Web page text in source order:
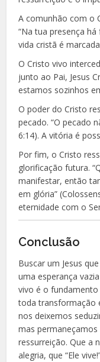
A comunhão com o
“Na tua presença há
vida cristã é
O Cristo vivo
junto ao Pai, Jesus
estamos sozinhos
O poder do Cristo
pecado. “O pecado
6:14). A vitória é
Por fim, o Cristo
glorificação futura.
manifestar, então
em glória”
eternidade com o
Conclusão
Buscar um Jesus
uma esperança
vivo é o
toda transformação
nos deixemos
mas
ressurreição. Que a
alegria, que “Ele